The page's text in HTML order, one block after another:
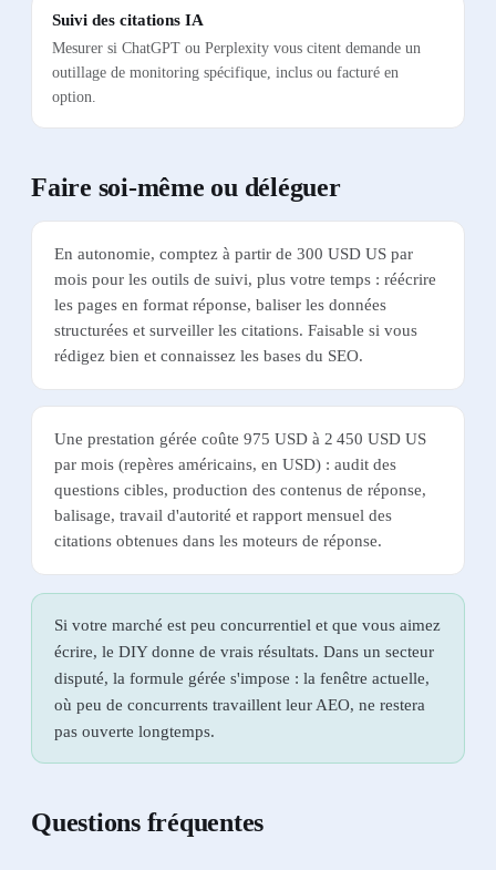
Suivi des citations IA
Mesurer si ChatGPT ou Perplexity vous citent demande un
outillage de monitoring spécifique, inclus ou facturé en
option.
Faire soi-même ou déléguer
En autonomie, comptez à partir de 300 USD US par
mois pour les outils de suivi, plus votre temps : réécrire
les pages en format réponse, baliser les données
structurées et surveiller les citations. Faisable si vous
rédigez bien et connaissez les bases du SEO.
Une prestation gérée coûte 975 USD à 2 450 USD US
par mois (repères américains, en USD) : audit des
questions cibles, production des contenus de réponse,
balisage, travail d'autorité et rapport mensuel des
citations obtenues dans les moteurs de réponse.
Si votre marché est peu concurrentiel et que vous aimez
écrire, le DIY donne de vrais résultats. Dans un secteur
disputé, la formule gérée s'impose : la fenêtre actuelle,
où peu de concurrents travaillent leur AEO, ne restera
pas ouverte longtemps.
Questions fréquentes